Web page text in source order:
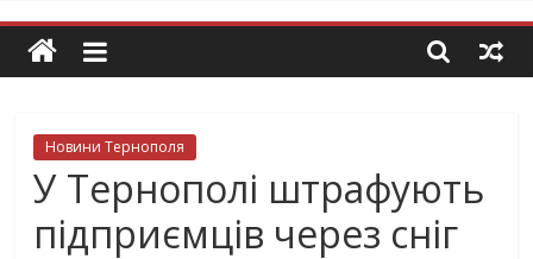
Новини Тернополя
У Тернополі штрафують
підприємців через сніг